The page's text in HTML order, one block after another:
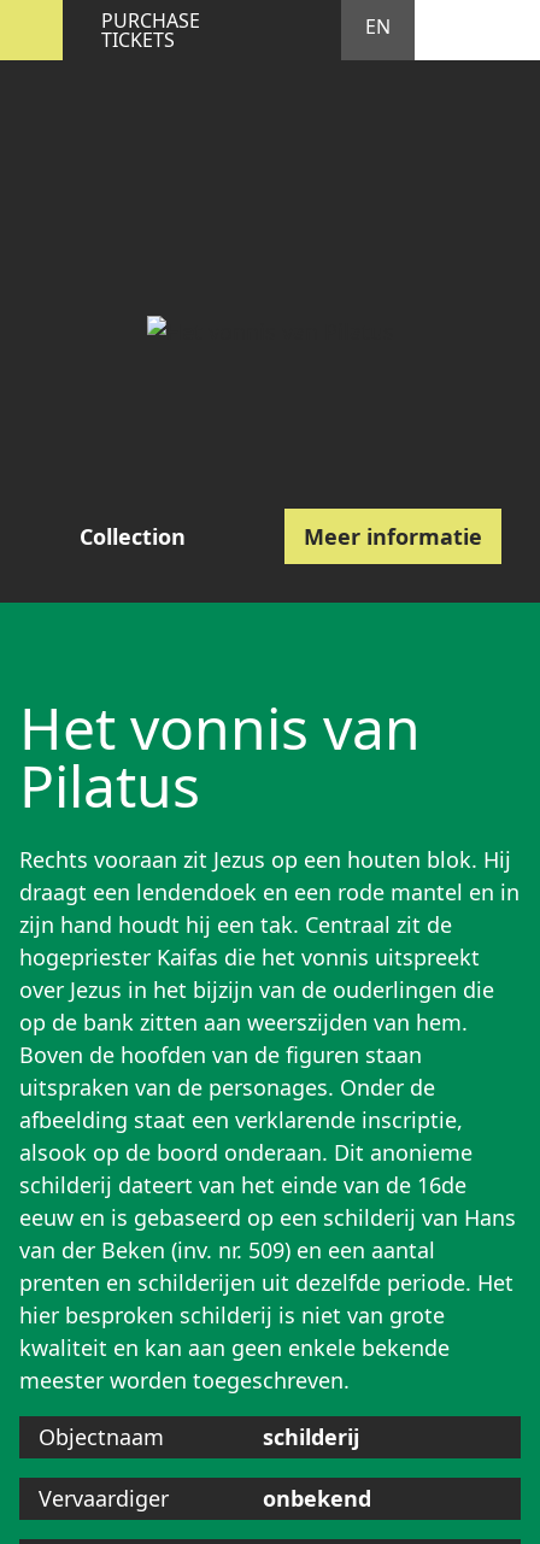
PURCHASE
TICKETS EN
Collection Meer informatie
Het vonnis van
Pilatus
Rechts vooraan zit Jezus op een houten blok. Hij
draagt een lendendoek en een rode mantel en in
zijn hand houdt hij een tak. Centraal zit de
hogepriester Kaifas die het vonnis uitspreekt
over Jezus in het bijzijn van de ouderlingen die
op de bank zitten aan weerszijden van hem.
Boven de hoofden van de figuren staan
uitspraken van de personages. Onder de
afbeelding staat een verklarende inscriptie,
alsook op de boord onderaan. Dit anonieme
schilderij dateert van het einde van de 16de
eeuw en is gebaseerd op een schilderij van Hans
van der Beken (inv. nr. 509) en een aantal
prenten en schilderijen uit dezelfde periode. Het
hier besproken schilderij is niet van grote
kwaliteit en kan aan geen enkele bekende
meester worden toegeschreven.
Objectnaam
schilderij
Vervaardiger onbekend